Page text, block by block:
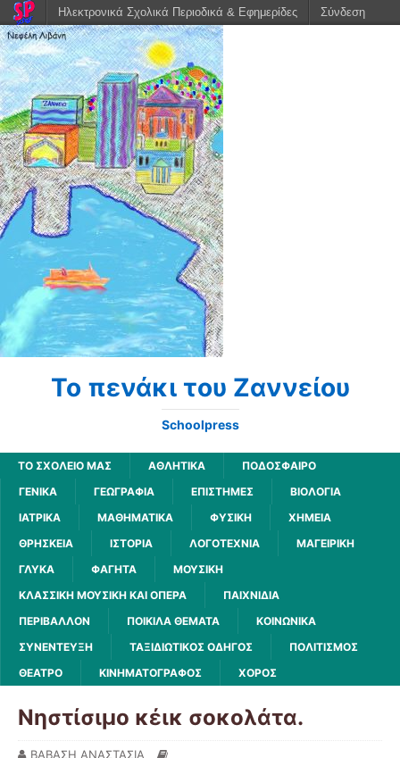
Το πενάκι του Ζαννείου
Schoolpress
ΤΟ ΣΧΟΛΕΙΟ ΜΑΣ ΑΘΛΗΤΙΚΆ
ΠΟΔΌΣΦΑΙΡΟ
ΓΕΝΙΚΆ
ΓΕΩΓΡΑΦΊΑ ΕΠΙΣΤΉΜΕΣ
ΒΙΟΛΟΓΊΑ
ΙΑΤΡΙΚΆ
ΜΑΘΗΜΑΤΙΚΆ ΦΥΣΙΚΉ
ΧΗΜΕΊΑ
ΘΡΗΣΚΕΊΑ
ΙΣΤΟΡΊΑ ΛΟΓΟΤΕΧΝΊΑ
ΜΑΓΕΙΡΙΚΉ
ΓΛΥΚΆ
ΦΑΓΗΤΆ
ΜΟΥΣΙΚΉ
ΚΛΑΣΣΙΚΉ ΜΟΥΣΙΚΉ ΚΑΙ ΌΠΕΡΑ
ΠΑΙΧΝΊΔΙΑ
ΠΕΡΙΒΆΛΛΟΝ
ΠΟΙΚΊΛΑ ΘΈΜΑΤΑ
ΚΟΙΝΩΝΙΚΆ
ΣΥΝΈΝΤΕΥΞΗ
ΤΑΞΙΔΙΩΤΙΚΌΣ ΟΔΗΓΌΣ
ΠΟΛΙΤΙΣΜΌΣ
ΘΈΑΤΡΟ
ΚΙΝΗΜΑΤΟΓΡΆΦΟΣ ΧΟΡΌΣ
Νηστίσιμο κέικ σοκολάτα.
ΒΑΒΑΣΗ ΑΝΑΣΤΑΣΙΑ
Ηλεκτρονικά Σχολικά Περιοδικά & Εφημερίδες Σύνδεση